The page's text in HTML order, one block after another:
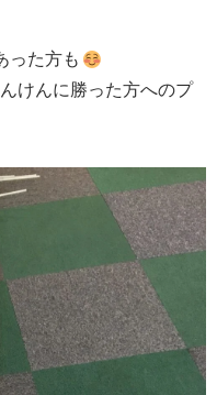
った方も
けんに勝った方へのプ